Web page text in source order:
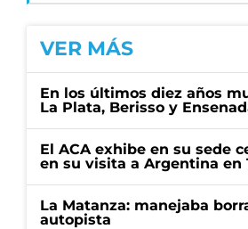
VER MÁS
En los últimos diez años
La Plata, Berisso y
El ACA exhibe en su sede
en su visita a Argentina en
La Matanza: manejaba
autopista